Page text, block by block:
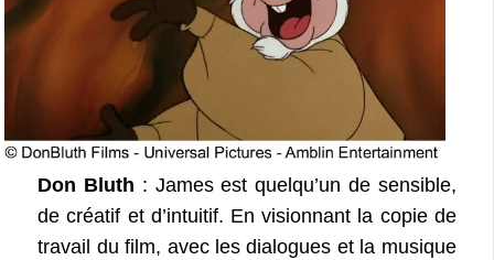
Don Bluth : James est quelqu’un de sensible,
de créatif et d’intuitif. En visionnant la copie de
travail du film, avec les dialogues et la musique